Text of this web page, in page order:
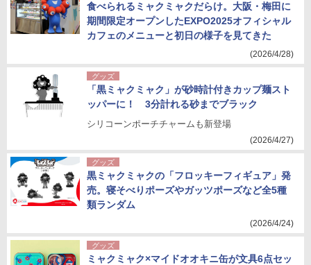
食べられるミャクミャクだらけ。大阪・梅田に
期間限定オープンしたEXPO2025オフィシャル
カフェのメニューと初日の様子を見てきた
(2026/4/28)
グッズ
「黒ミャクミャク」が砂時計付きカップ麺スト
ッパーに！ 3分計れる砂までブラック
シリコーンポーチチャームも新登場
(2026/4/27)
グッズ
黒ミャクミャクの「フロッキーフィギュア」発
売。寝そべりポーズやガッツポーズなど全5種
類ランダム
(2026/4/24)
グッズ
ミャクミャク×マイドオオキニ缶が文具6点セッ